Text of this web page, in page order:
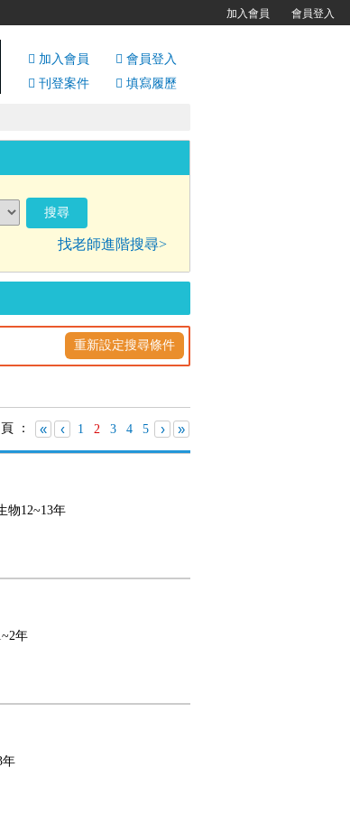
加入會員 會員登入
刊登案件 填寫履歷
找老師進階搜尋>
重新設定搜尋條件
頁 ： « ‹ 1 2 3 4 5 › »
物12~13年
年
年
加入會員 會員登入